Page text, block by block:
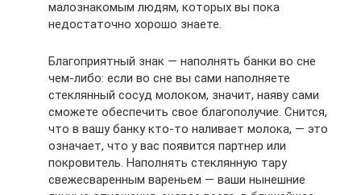
малознакомым людям, которых вы пока
недостаточно хорошо знаете.
Благоприятный знак — наполнять банки во сне
чем-либо: если во сне вы сами наполняете
стеклянный сосуд молоком, значит, наяву сами
сможете обеспечить свое благополучие. Снится,
что в вашу банку кто-то наливает молока, — это
означает, что у вас появится партнер или
покровитель. Наполнять стеклянную тару
свежесваренным вареньем — ваши нынешние